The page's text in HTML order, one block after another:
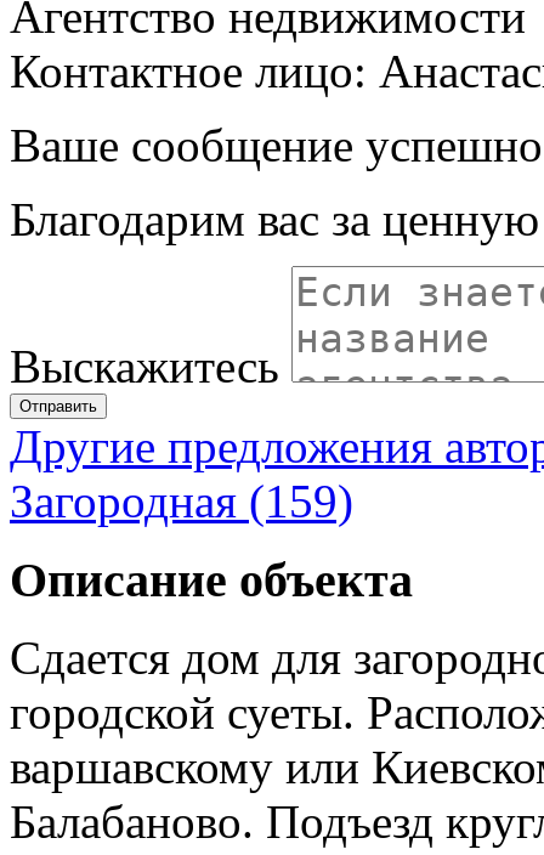
Агентство недвижимости
Контактное лицо:
Ваше сообщение успешно
Благодарим вас за
Выскажитесь
Отправить
Другие предложения
Загородная (159)
Описание объекта
Сдается дом для
городской суеты.
варшавскому или
Балабаново. Подъезд